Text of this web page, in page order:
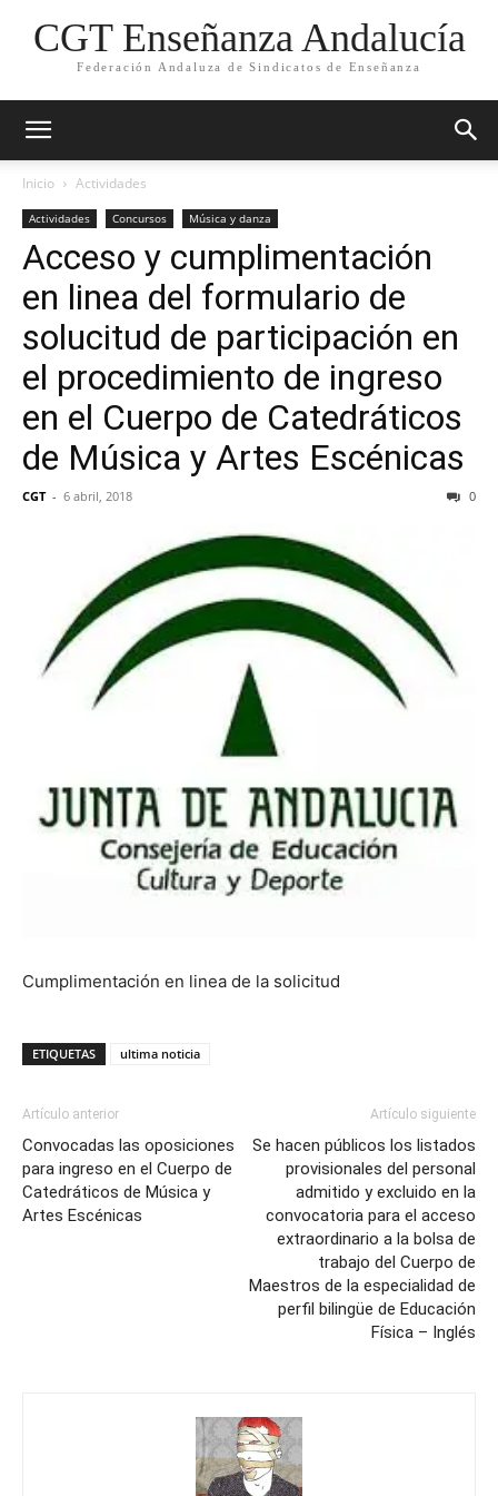
CGT Enseñanza Andalucía
Federación Andaluza de Sindicatos de Enseñanza
Inicio Actividades
Actividades Concursos Música y danza
Acceso y cumplimentación
en linea del formulario de
solucitud de participación en
el procedimiento de ingreso
en el Cuerpo de Catedráticos
de Música y Artes Escénicas
CGT - 6 abril, 2018 0
Cumplimentación en linea de la solicitud
ETIQUETAS ultima noticia
Artículo anterior
Convocadas las oposiciones
para ingreso en el Cuerpo de
Catedráticos de Música y
Artes Escénicas
Artículo siguiente
Se hacen públicos los listados
provisionales del personal
admitido y excluido en la
convocatoria para el acceso
extraordinario a la bolsa de
trabajo del Cuerpo de
Maestros de la especialidad de
perfil bilingüe de Educación
Física – Inglés